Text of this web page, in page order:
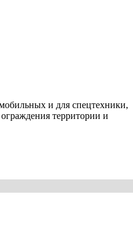
и для спецтехники,
территории и